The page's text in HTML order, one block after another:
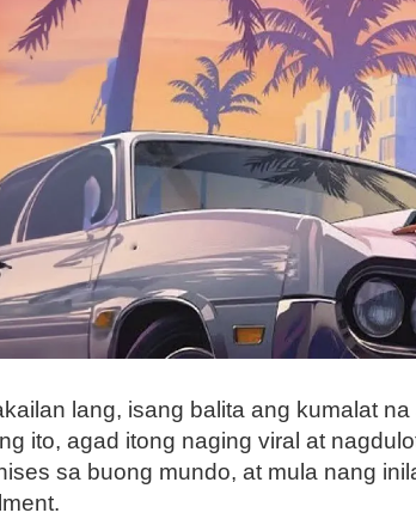
lang, isang balita ang kumalat na
ito, agad itong naging viral at
sa buong mundo, at mula nang